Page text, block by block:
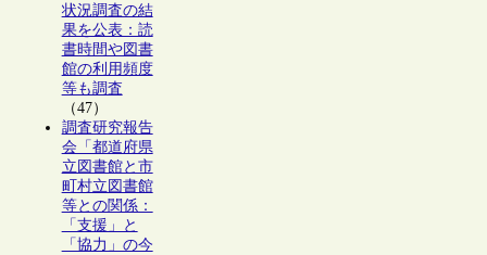
状況調査の結
果を公表：読
書時間や図書
館の利用頻度
等も調査
（47）
調査研究報告
会「都道府県
立図書館と市
町村立図書館
等との関係：
「支援」と
「協力」の今